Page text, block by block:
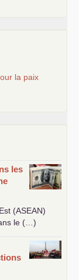
la paix
les
(ASEAN)
le (…)